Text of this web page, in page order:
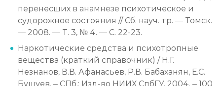
перенесших в анамнезе психотическое и
судорожное состояния // Сб. науч. тр. — Томск.
— 2008. — Т. 3, № 4. — С. 22-23.
Наркотические средства и психотропные
вещества (краткий справочник) / Н.Г.
Незнанов, В.В. Афанасьев, Р.В. Бабаханян, Е.С.
Бушуев. – СПб.: Изд-во НИИХ СпбГУ, 2004. – 100